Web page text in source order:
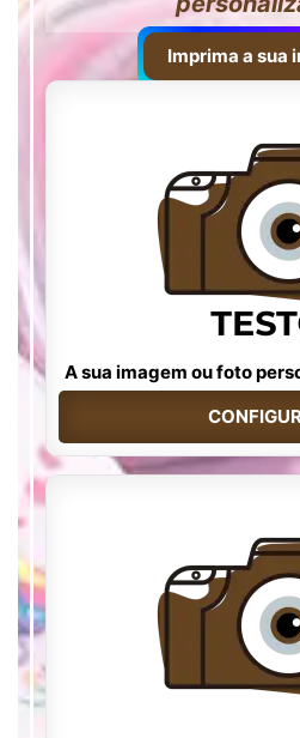
Imprima a sua
A sua imagem ou foto